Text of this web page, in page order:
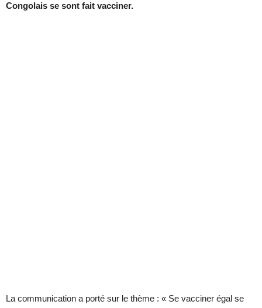
Congolais se sont fait vacciner.
La communication a porté sur le thème : « Se vacciner égal se